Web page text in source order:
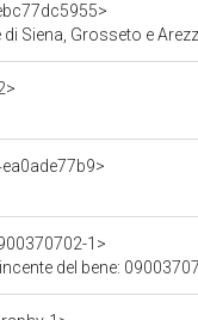
Siena, Grosseto e
1>
del bene: